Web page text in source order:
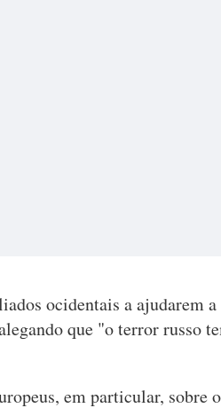
ocidentais a ajudarem a
que "o terror russo
em particular, sobre